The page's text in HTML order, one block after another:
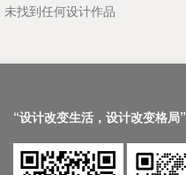
未找到任何设计作品
“设计改变生活，设计改变格局”